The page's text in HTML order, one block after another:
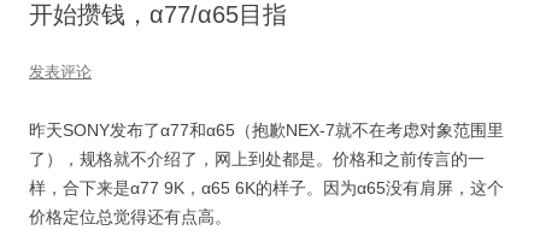
开始攒钱，α77/α65目指
发表评论
昨天SONY发布了α77和α65（抱歉NEX-7就不在考虑对象范围里
了），规格就不介绍了，网上到处都是。价格和之前传言的一
样，合下来是α77 9K，α65 6K的样子。因为α65没有肩屏，这个
价格定位总觉得还有点高。